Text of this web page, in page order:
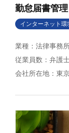
勤怠届書管
インターネット環
法律事務
弁護
東